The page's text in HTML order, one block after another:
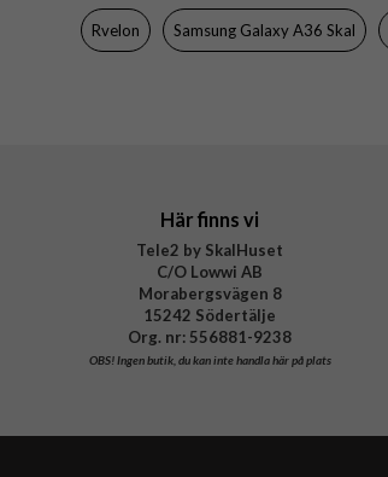
Färg
Material
Rvelon Samsung Galaxy A36 Skal
Här finns vi
Tele2 by SkalHuset
C/O Lowwi AB
Morabergsvägen 8
15242 Södertälje
Org. nr: 556881-9238
OBS!Ingen butik, du kan inte handla här på plats